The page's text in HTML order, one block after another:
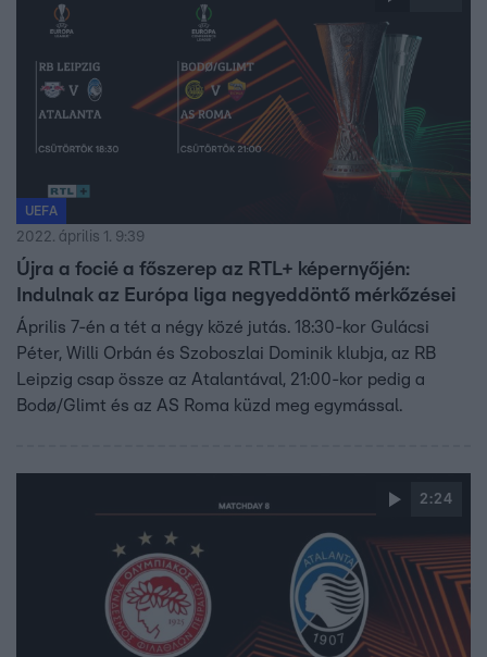
UEFA
2022. április 1. 9:39
Újra a focié a főszerep az RTL+ képernyőjén:
Indulnak az Európa liga negyeddöntő mérkőzései
Április 7-én a tét a négy közé jutás. 18:30-kor Gulácsi
Péter, Willi Orbán és Szoboszlai Dominik klubja, az RB
Leipzig csap össze az Atalantával, 21:00-kor pedig a
Bodø/Glimt és az AS Roma küzd meg egymással.
2:24